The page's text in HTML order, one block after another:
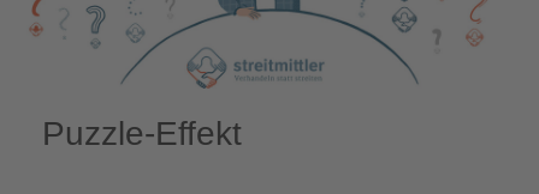
Puzzle-Effekt